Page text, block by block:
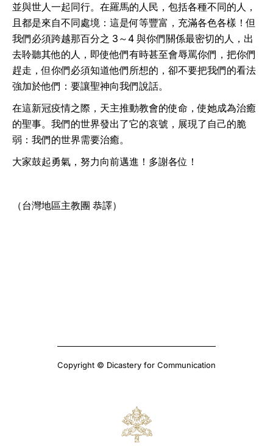
並與世人一起同行。在羅馬的人民，包括各種不同的人，
且都是來自不同處境：這是何等豐富，充滿各色各樣！但
我們必須跨越那百分之 3～4 與你們關係最密切的人，出
去聆聽其他的人，即使他們有時甚至會辱罵你們，把你們
趕走，但你們必須知道他們所想的，卻不要把我們的看法
強加於他們：要讓聖神向我們說話。
在這新冠疫情之際，天主推動教會的使命，使她成為治癒
的聖事。我們的世界發出了它的哀號，展現了自己的脆
弱：我們的世界需要治癒。
大家鼓起勇氣，努力向前邁進！多謝各位！
（台灣地區主教團 恭譯）
Copyright © Dicastery for Communication